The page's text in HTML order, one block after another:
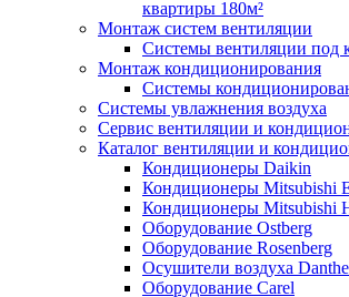
квартиры 180м²
Монтаж систем вентиляции
Системы вентиляции под
Монтаж кондиционирования
Системы
Системы увлажнения воздуха
Сервис вентиляции и
Каталог вентиляции и
Кондиционеры Daikin
Кондиционеры Mitsubishi
Кондиционеры Mitsubishi
Оборудование Ostberg
Оборудование Rosenberg
Осушители воздуха
Оборудование Carel